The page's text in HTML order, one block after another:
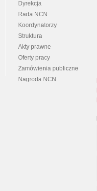
Dyrekcja
Rada NCN
Koordynatorzy
Struktura
Akty prawne
Oferty pracy
Zamówienia publiczne
Nagroda NCN